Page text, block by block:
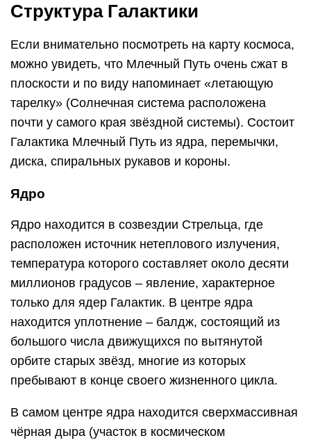
Структура Галактики
Если внимательно посмотреть на карту космоса,
можно увидеть, что Млечный Путь очень сжат в
плоскости и по виду напоминает «летающую
тарелку» (Солнечная система расположена
почти у самого края звёздной системы). Состоит
Галактика Млечный Путь из ядра, перемычки,
диска, спиральных рукавов и короны.
Ядро
Ядро находится в созвездии Стрельца, где
расположен источник нетеплового излучения,
температура которого составляет около десяти
миллионов градусов – явление, характерное
только для ядер Галактик. В центре ядра
находится уплотнение – балдж, состоящий из
большого числа движущихся по вытянутой
орбите старых звёзд, многие из которых
пребывают в конце своего жизненного цикла.
В самом центре ядра находится сверхмассивная
чёрная дыра (участок в космическом